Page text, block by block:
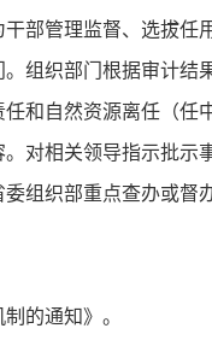
部管理监督、选拔任
组织部门根据审计结
和自然资源离任（任
对相关领导指示批示
组织部重点查办或督
的通知》。